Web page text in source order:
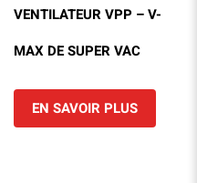
VENTILATEUR VPP – V-
MAX DE SUPER VAC
EN SAVOIR PLUS